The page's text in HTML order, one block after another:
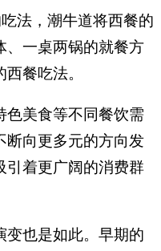
法，潮牛道将西餐的
、一桌两锅的就餐方
餐吃法。
色美食等不同餐饮需
断向更多元的方向发
引着更广阔的消费群
变也是如此。早期的